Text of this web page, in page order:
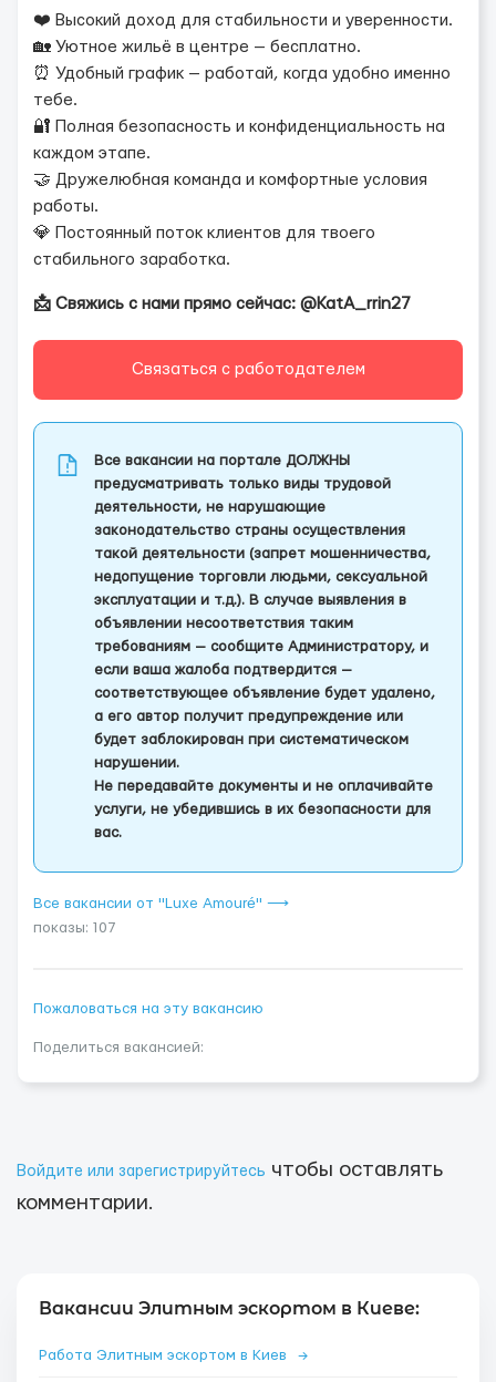
❤️ Высокий доход для стабильности и уверенности.
🏡 Уютное жильё в центре — бесплатно.
⏰ Удобный график — работай, когда удобно именно
тебе.
🔐 Полная безопасность и конфиденциальность на
каждом этапе.
🤝 Дружелюбная команда и комфортные условия
работы.
💎 Постоянный поток клиентов для твоего
стабильного заработка.
📩 Свяжись с нами прямо сейчас: @KatA_rrin27
Связаться с работодателем
Все вакансии на портале ДОЛЖНЫ
предусматривать только виды трудовой
деятельности, не нарушающие
законодательство страны осуществления
такой деятельности (запрет мошенничества,
недопущение торговли людьми, сексуальной
эксплуатации и т.д.). В случае выявления в
объявлении несоответствия таким
требованиям — сообщите Администратору, и
если ваша жалоба подтвердится —
соответствующее объявление будет удалено,
а его автор получит предупреждение или
будет заблокирован при систематическом
нарушении.
Не передавайте документы и не оплачивайте
услуги, не убедившись в их безопасности для
вас.
Все вакансии от "Luxe Amouré" ⟶
показы: 107
Пожаловаться на эту вакансию
Поделиться вакансией:
Войдите или зарегистрируйтесь чтобы оставлять
комментарии.
Вакансии Элитным эскортом в Киеве:
Работа Элитным эскортом в Киев →